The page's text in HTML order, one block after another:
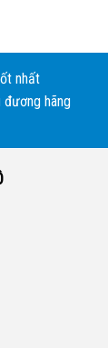
nhất
hãng